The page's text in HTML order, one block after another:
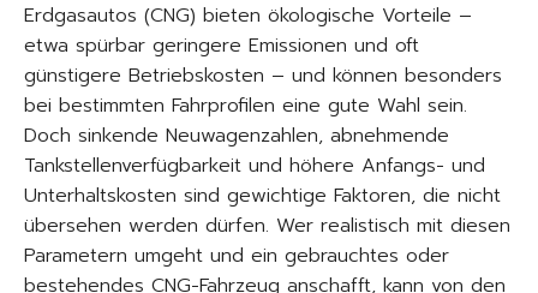
Erdgasautos (CNG) bieten ökologische Vorteile –
etwa spürbar geringere Emissionen und oft
günstigere Betriebskosten – und können besonders
bei bestimmten Fahrprofilen eine gute Wahl sein.
Doch sinkende Neuwagenzahlen, abnehmende
Tankstellenverfügbarkeit und höhere Anfangs- und
Unterhaltskosten sind gewichtige Faktoren, die nicht
übersehen werden dürfen. Wer realistisch mit diesen
Parametern umgeht und ein gebrauchtes oder
bestehendes CNG-Fahrzeug anschafft, kann von den